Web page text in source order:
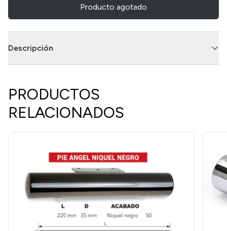
Producto agotado
Descripción
PRODUCTOS
RELACIONADOS